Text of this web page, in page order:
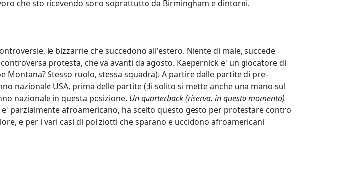
che sto ricevendo sono soprattutto da Birmingham e dintorni.
le bizzarrie che succedono all'estero. Niente di male, succede
controversa protesta, che va avanti da agosto. Kaepernick e' un giocatore di
Montana? Stesso ruolo, stessa squadra). A partire dalle partite di pre-
nazionale USA, prima delle partite (di solito si mette anche una mano sul
nazionale in questa posizione. Un quarterback (riserva, in questo momento)
parzialmente afroamericano, ha scelto questo gesto per protestare contro
e per i vari casi di poliziotti che sparano e uccidono afroamericani